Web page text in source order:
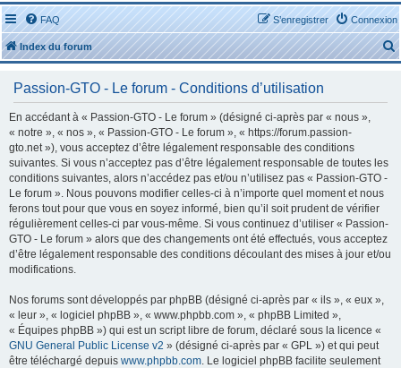
FAQ Connexion
S’enregistrer
Index du forum
e
Passion-GTO - Le forum - Conditions d’utilisation
En accédant à « Passion-GTO - Le forum » (désigné ci-après par « nous »,
« notre », « nos », « Passion-GTO - Le forum », « https://forum.passion-
gto.net »), vous acceptez d’être légalement responsable des conditions
suivantes. Si vous n’acceptez pas d’être légalement responsable de toutes les
conditions suivantes, alors n’accédez pas et/ou n’utilisez pas « Passion-GTO -
Le forum ». Nous pouvons modifier celles-ci à n’importe quel moment et nous
ferons tout pour que vous en soyez informé, bien qu’il soit prudent de vérifier
régulièrement celles-ci par vous-même. Si vous continuez d’utiliser « Passion-
GTO - Le forum » alors que des changements ont été effectués, vous acceptez
d’être légalement responsable des conditions découlant des mises à jour et/ou
modifications.
Nos forums sont développés par phpBB (désigné ci-après par « ils », « eux »,
« leur », « logiciel phpBB », « www.phpbb.com », « phpBB Limited »,
« Équipes phpBB ») qui est un script libre de forum, déclaré sous la licence «
GNU General Public License v2 » (désigné ci-après par « GPL ») et qui peut
être téléchargé depuis www.phpbb.com. Le logiciel phpBB facilite seulement